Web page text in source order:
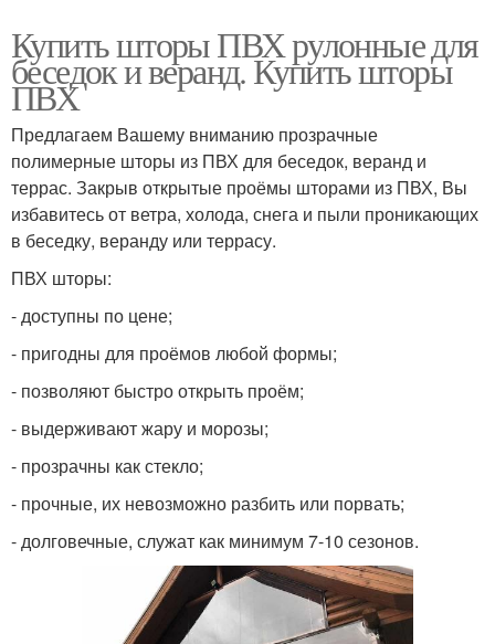
Купить шторы ПВХ рулонные для
беседок и веранд. Купить шторы
ПВХ
Предлагаем Вашему вниманию прозрачные
полимерные шторы из ПВХ для беседок, веранд и
террас. Закрыв открытые проёмы шторами из ПВХ, Вы
избавитесь от ветра, холода, снега и пыли проникающих
в беседку, веранду или террасу.
ПВХ шторы:
- доступны по цене;
- пригодны для проёмов любой формы;
- позволяют быстро открыть проём;
- выдерживают жару и морозы;
- прозрачны как стекло;
- прочные, их невозможно разбить или порвать;
- долговечные, служат как минимум 7-10 сезонов.